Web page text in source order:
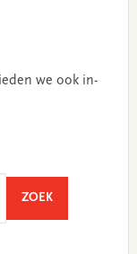
we ook in-
ZOEKSEARCH